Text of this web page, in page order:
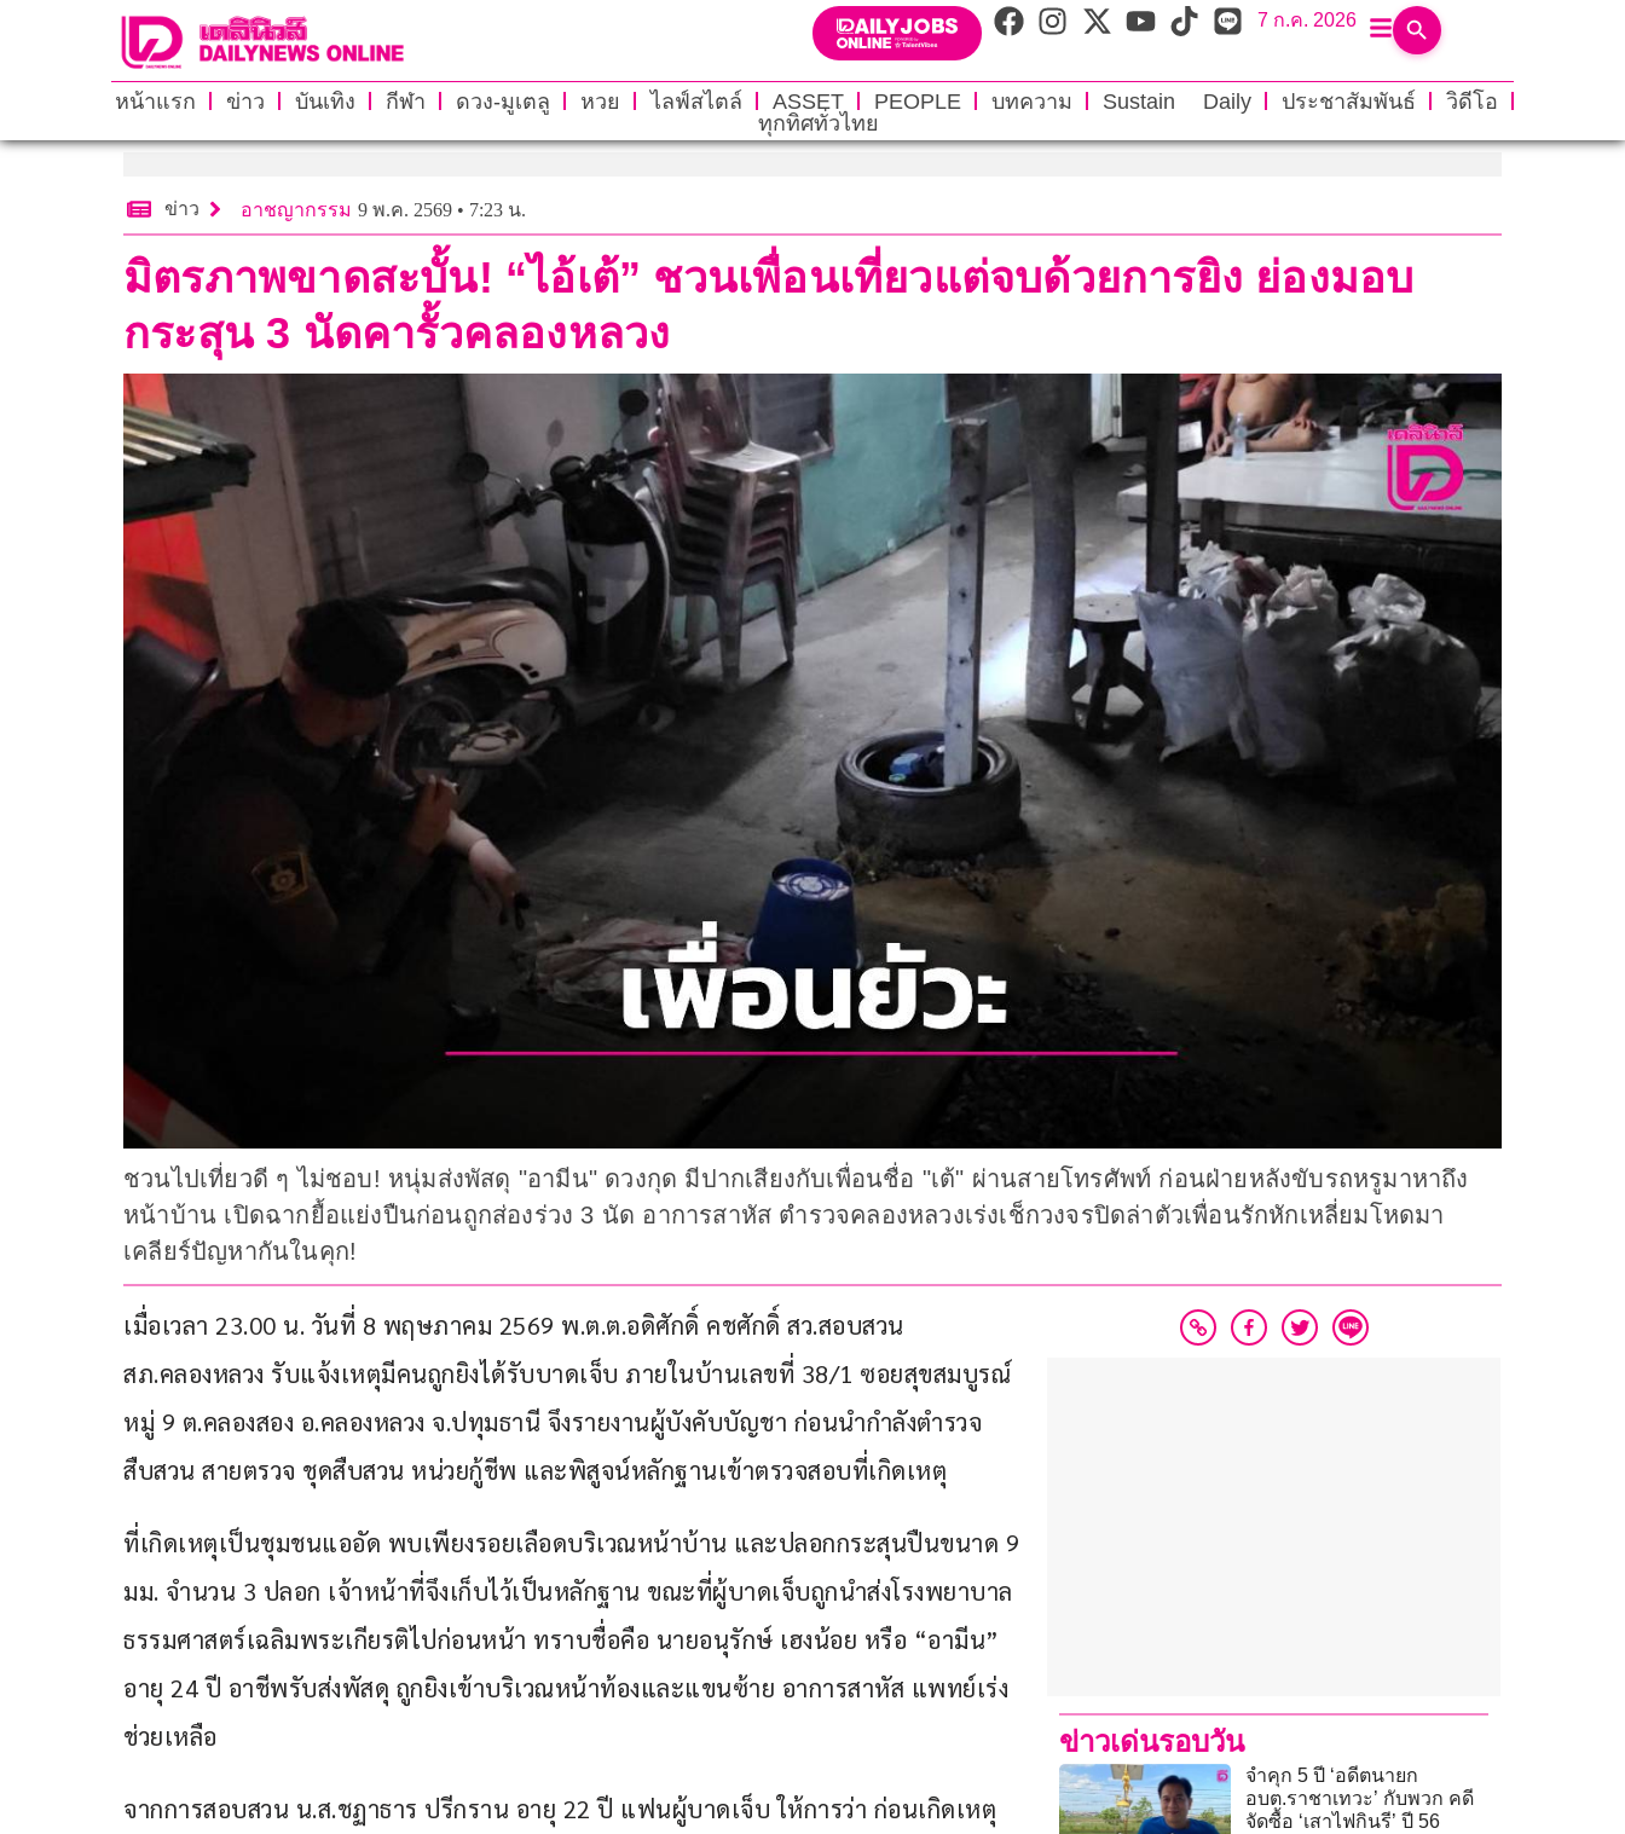
7 ก.ค. 2026
หน้าแรก ข่าว บันเทิง กีฬา ดวง-มูเตลู หวย ไลฟ์สไตล์ ASSET PEOPLE บทความ Sustain Daily ประชาสัมพันธ์
วิดีโอ
ทุกทิศทั่วไทย
ข่าว อาชญากรรม 9 พ.ค. 2569 • 7:23 น.
มิตรภาพขาดสะบั้น! “ไอ้เต้” ชวนเพื่อนเที่ยวแต่จบด้วยการยิง ย่องมอบ
กระสุน 3 นัดคารั้วคลองหลวง
ชวนไปเที่ยวดี ๆ ไม่ชอบ! หนุ่มส่งพัสดุ "อามีน" ดวงกุด มีปากเสียงกับเพื่อนชื่อ "เต้" ผ่านสายโทรศัพท์ ก่อนฝ่ายหลังขับรถหรูมาหาถึง
หน้าบ้าน เปิดฉากยื้อแย่งปืนก่อนถูกส่องร่วง 3 นัด อาการสาหัส ตำรวจคลองหลวงเร่งเช็กวงจรปิดล่าตัวเพื่อนรักหักเหลี่ยมโหดมา
เคลียร์ปัญหากันในคุก!
เมื่อเวลา 23.00 น. วันที่ 8 พฤษภาคม 2569 พ.ต.ต.อดิศักดิ์ คชศักดิ์ สว.สอบสวน
สภ.คลองหลวง รับแจ้งเหตุมีคนถูกยิงได้รับบาดเจ็บ ภายในบ้านเลขที่ 38/1 ซอยสุขสมบูรณ์
หมู่ 9 ต.คลองสอง อ.คลองหลวง จ.ปทุมธานี จึงรายงานผู้บังคับบัญชา ก่อนนำกำลังตำรวจ
สืบสวน สายตรวจ ชุดสืบสวน หน่วยกู้ชีพ และพิสูจน์หลักฐานเข้าตรวจสอบที่เกิดเหตุ
ที่เกิดเหตุเป็นชุมชนแออัด พบเพียงรอยเลือดบริเวณหน้าบ้าน และปลอกกระสุนปืนขนาด 9
มม. จำนวน 3 ปลอก เจ้าหน้าที่จึงเก็บไว้เป็นหลักฐาน ขณะที่ผู้บาดเจ็บถูกนำส่งโรงพยาบาล
ธรรมศาสตร์เฉลิมพระเกียรติไปก่อนหน้า ทราบชื่อคือ นายอนุรักษ์ เฮงน้อย หรือ “อามีน”
อายุ 24 ปี อาชีพรับส่งพัสดุ ถูกยิงเข้าบริเวณหน้าท้องและแขนซ้าย อาการสาหัส แพทย์เร่ง
ช่วยเหลือ
จากการสอบสวน น.ส.ชฏาธาร ปรีกราน อายุ 22 ปี แฟนผู้บาดเจ็บ ให้การว่า ก่อนเกิดเหตุ
ข่าวเด่นรอบวัน
จำคุก 5 ปี ‘อดีตนายก
อบต.ราชาเทวะ’ กับพวก คดี
จัดซื้อ ‘เสาไฟกินรี’ ปี 56